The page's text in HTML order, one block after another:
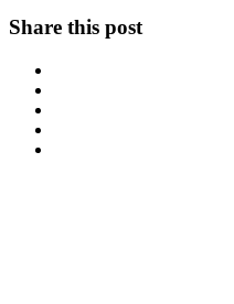
Share this post